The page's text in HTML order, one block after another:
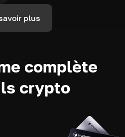
plus
complète
crypto